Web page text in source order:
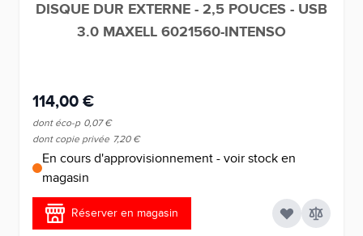
DISQUE DUR EXTERNE - 2,5 POUCES - USB
3.0 MAXELL 6021560-INTENSO
114,00 €
dont éco-p 0,07 €
dont copie privée 7,20 €
En cours d'approvisionnement - voir stock en
magasin
Réserver en magasin